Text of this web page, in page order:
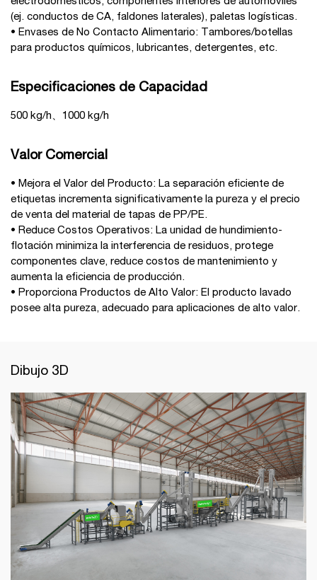
(ej. conductos de CA, faldones laterales), paletas logísticas.
• Envases de No Contacto Alimentario: Tambores/botellas
para productos químicos, lubricantes, detergentes, etc.
Especificaciones de Capacidad
500 kg/h、1000 kg/h
Valor Comercial
• Mejora el Valor del Producto: La separación eficiente de
etiquetas incrementa significativamente la pureza y el precio
de venta del material de tapas de PP/PE.
• Reduce Costos Operativos: La unidad de hundimiento-
flotación minimiza la interferencia de residuos, protege
componentes clave, reduce costos de mantenimiento y
aumenta la eficiencia de producción.
• Proporciona Productos de Alto Valor: El producto lavado
posee alta pureza, adecuado para aplicaciones de alto valor.
Dibujo 3D